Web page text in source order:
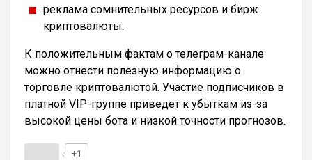
реклама сомнительных ресурсов и бирж
криптовалюты.
К положительным фактам о телеграм-канале
можно отнести полезную информацию о
торговле криптовалютой. Участие подписчиков в
платной VIP-группе приведет к убыткам из-за
высокой цены бота и низкой точности прогнозов.
+1